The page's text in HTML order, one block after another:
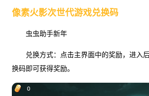
像素火影次世代游戏兑换码
虫虫助手新年
兑换方式：点击主界面中的奖励，进入
换码即可获得奖励。